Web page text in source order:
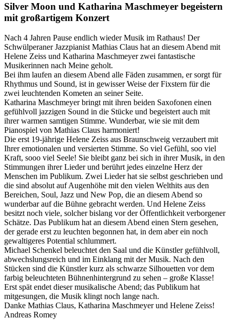
Silver Moon und Katharina Maschmeyer begeistern
mit großartigem Konzert
Nach 4 Jahren Pause endlich wieder Musik im Rathaus! Der
Schwülperaner Jazzpianist Mathias Claus hat an diesem Abend mit
Helene Zeiss und Katharina Maschmeyer zwei fantastische
Musikerinnen nach Meine geholt.
Bei ihm laufen an diesem Abend alle Fäden zusammen, er sorgt für
Rhythmus und Sound, ist in gewisser Weise der Fixstern für die
zwei leuchtenden Kometen an seiner Seite.
Katharina Maschmeyer bringt mit ihren beiden Saxofonen einen
gefühlvoll jazzigen Sound in die Stücke und begeistert auch mit
ihrer warmen samtigen Stimme. Wunderbar, wie sie mit dem
Pianospiel von Mathias Claus harmoniert!
Die erst 19-jährige Helene Zeiss aus Braunschweig verzaubert mit
Ihrer emotionalen und versierten Stimme. So viel Gefühl, soo viel
Kraft, sooo viel Seele! Sie bleibt ganz bei sich in ihrer Musik, in den
Stimmungen ihrer Lieder und berührt jedes einzelne Herz der
Menschen im Publikum. Zwei Lieder hat sie selbst geschrieben und
die sind absolut auf Augenhöhe mit den vielen Welthits aus den
Bereichen, Soul, Jazz und New Pop, die an diesem Abend so
wunderbar auf die Bühne gebracht werden. Und Helene Zeiss
besitzt noch viele, solcher bislang vor der Öffentlichkeit verborgener
Schätze. Das Publikum hat an diesem Abend einen Stern gesehen,
der gerade erst zu leuchten begonnen hat, in dem aber ein noch
gewaltigeres Potential schlummert.
Michael Schenkel beleuchtet den Saal und die Künstler gefühlvoll,
abwechslungsreich und im Einklang mit der Musik. Nach den
Stücken sind die Künstler kurz als schwarze Silhouetten vor dem
farbig beleuchteten Bühnenhintergrund zu sehen – große Klasse!
Erst spät endet dieser musikalische Abend; das Publikum hat
mitgesungen, die Musik klingt noch lange nach.
Danke Mathias Claus, Katharina Maschmeyer und Helene Zeiss!
Andreas Romey